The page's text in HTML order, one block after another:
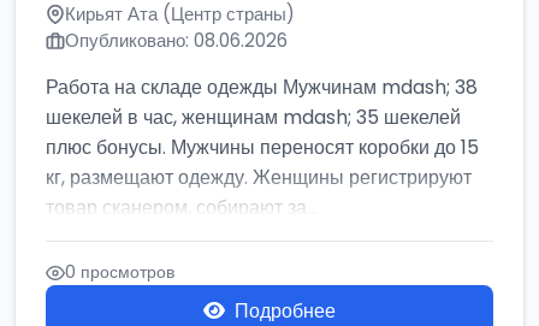
Кирьят Ата (Центр страны)
Опубликовано: 08.06.2026
Работа на складе одежды Мужчинам mdash; 38
шекелей в час, женщинам mdash; 35 шекелей
плюс бонусы. Мужчины переносят коробки до 15
кг, размещают одежду. Женщины регистрируют
товар сканером, собирают за...
0 просмотров
Подробнее